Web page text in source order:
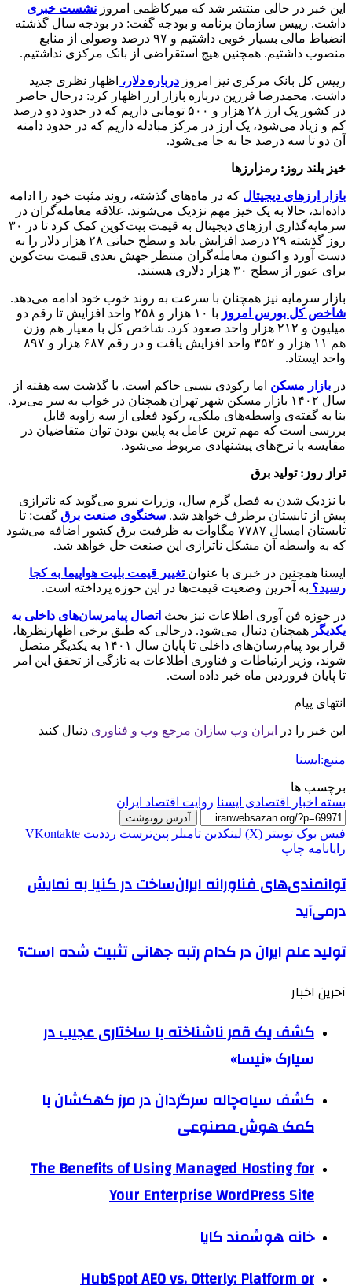
این خبر در حالی منتشر شد که میرکاظمی امروز نشست خبری
داشت. رییس سازمان برنامه و بودجه گفت: در بودجه سال گذشته
انضباط مالی بسیار خوبی داشتیم و ۹۷ درصد وصولی از منابع
منصوب داشتیم. همچنین هیچ استقراضی از بانک مرکزی نداشتیم.
رییس کل بانک مرکزی نیز امروز درباره دلار، اظهار نظری جدید
داشت. محمدرضا فرزین درباره بازار ارز اظهار کرد: درحال حاضر
در کشور یک ارز ۲۸ هزار و ۵۰۰ تومانی داریم که در حدود دو درصد
کم و زیاد می‌شود، یک ارز در مرکز مبادله داریم که در حدود دامنه
آن دو تا سه درصد جا به جا می‌شود.
خیز بلند روز: رمزارزها
بازار ارزهای دیجیتال که در ماه‌های گذشته، روند مثبت خود را ادامه
داده‌اند، حالا به یک خیز مهم نزدیک می‌شوند. علاقه معامله‌گران در
سرمایه‌گذاری ارزهای دیجیتال به قیمت بیت‌کوین کمک کرد تا در ۳۰
روز گذشته ۲۹ درصد افزایش یابد و سطح حیاتی ۲۸ هزار دلار را به
دست آورد و اکنون معامله‌گران منتظر جهش بعدی قیمت بیت‌کوین
برای عبور از سطح ۳۰ هزار دلاری هستند.
بازار سرمایه نیز همچنان با سرعت به روند خوب خود ادامه می‌دهد.
شاخص کل بورس امروز
با ۱۰ هزار و ۲۵۸ واحد افزایش تا رقم دو
میلیون و ۲۱۲ هزار واحد صعود کرد. شاخص کل با معیار هم وزن
هم ۱۱ هزار و ۳۵۲ واحد افزایش یافت و در رقم ۶۸۷ هزار و ۸۹۷
واحد ایستاد.
در بازار مسکن اما رکودی نسبی حاکم است. با گذشت سه هفته از
سال ۱۴۰۲ بازار مسکن شهر تهران همچنان در خواب به سر می‌برد.
بنا به گفته‌ی واسطه‌های ملکی، رکود فعلی از سه زاویه قابل
بررسی است که مهم ترین عامل به پایین بودن توان متقاضیان در
مقایسه با نرخ‌های پیشنهادی مربوط می‌شود.
تراز روز: تولید برق
با نزدیک شدن به فصل گرم سال، وزرات نیرو می‌گوید که ناترازی
پیش از تابستان برطرف خواهد شد. سخنگوی صنعت برق گفت: تا
تابستان امسال ۷۷۸۷ مگاوات به ظرفیت برق کشور اضافه می‌شود
که به واسطه آن مشکل ناترازی این صنعت حل خواهد شد.
ایسنا همچنین در خبری با عنوان تغییر قیمت بلیت هواپیما به کجا
رسید؟ به آخرین وضعیت قیمت‌ها در این حوزه پرداخته است.
در حوزه فن آوری اطلاعات نیز بحث اتصال پیامرسان‌های داخلی به
یکدیگر همچنان دنبال می‌شود. درحالی که طبق برخی اظهارنظرها،
قرار بود پیام‌رسان‌های داخلی تا پایان سال ۱۴۰۱ به یکدیگر متصل
شوند، وزیر ارتباطات و فناوری اطلاعات به تازگی از تحقق این امر
تا پایان فروردین ماه خبر داده است.
انتهای پیام
این خبر را در ایران وب سازان مرجع وب و فناوری دنبال کنید
منبع:ایسنا
برچسب ها
بسته اخبار اقتصادی ایسنا روایت اقتصاد ایران
آدرس رونوشت
فیس بوک توییتر (X) لینکدین ‫تامبلر ‫پین‌ترست ‫رددیت ‫VKontakte
رایانامه چاپ
توانمندی‌های فناورانه ایران‌ساخت در کنیا به نمایش
درمی‌آید
تولید علم ایران در کدام رتبه جهانی تثبیت شده است؟
آحرین اخبار
کشف یک قمر ناشناخته با ساختاری عجیب در
سیارک «نیسا»
کشف سیاه‌چاله سرگردان در مرز کهکشان با
کمک هوش مصنوعی
The Benefits of Using Managed Hosting for
Your Enterprise WordPress Site
خانه هوشمند کایا
HubSpot AEO vs. Otterly: Platform or